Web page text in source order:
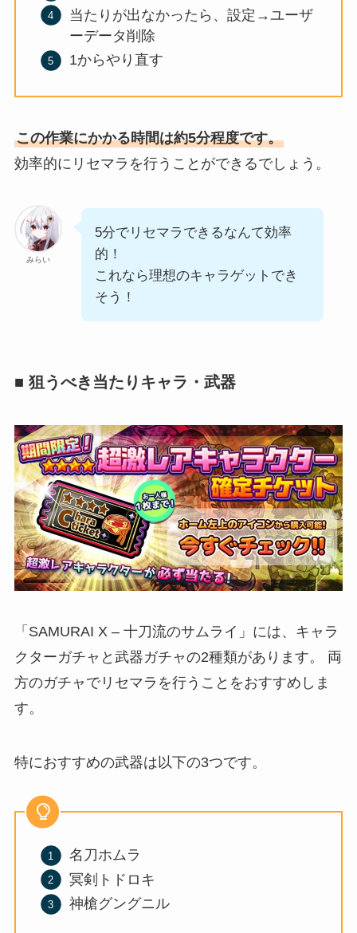
当たりが出なかったら、設定→ユーザ
ーデータ削除
1からやり直す
この作業にかかる時間は約5分程度です。
効率的にリセマラを行うことができるでしょう。
みらい
5分でリセマラできるなんて効率
的！
これなら理想のキャラゲットでき
そう！
■ 狙うべき当たりキャラ・武器
「SAMURAI X – 十刀流のサムライ」には、キャラ
クターガチャと武器ガチャの2種類があります。 両
方のガチャでリセマラを行うことをおすすめしま
す。
特におすすめの武器は以下の3つです。
名刀ホムラ
冥剣トドロキ
神槍グングニル